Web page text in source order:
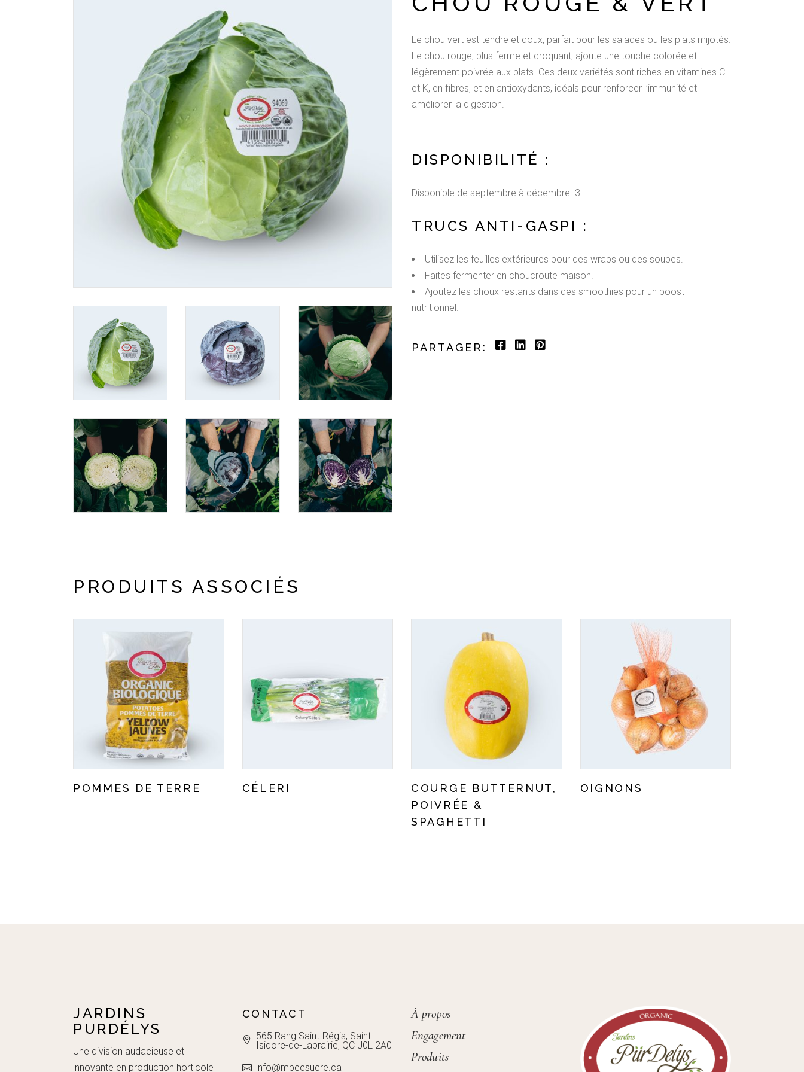
Le chou vert est tendre et doux, parfait pour les salades ou les plats mijotés.
Le chou rouge, plus ferme et croquant, ajoute une touche colorée et
légèrement poivrée aux plats. Ces deux variétés sont riches en vitamines C
et K, en fibres, et en antioxydants, idéals pour renforcer l’immunité et
améliorer la digestion.
DISPONIBILITÉ :
Disponible de septembre à décembre. 3.
TRUCS ANTI-GASPI :
Utilisez les feuilles extérieures pour des wraps ou des soupes.
Faites fermenter en choucroute maison.
Ajoutez les choux restants dans des smoothies pour un boost
nutritionnel.
PARTAGER:
PRODUITS ASSOCIÉS
POMMES DE TERRE CÉLERI
COURGE BUTTERNUT,
POIVRÉE &
SPAGHETTI
OIGNONS
JARDINS
PURDÉLYS
Une division audacieuse et
innovante en production horticole
CONTACT
565 Rang Saint-Régis, Saint-
Isidore-de-Laprairie, QC J0L 2A0
info@mbecsucre.ca
À propos
Engagement
Produits